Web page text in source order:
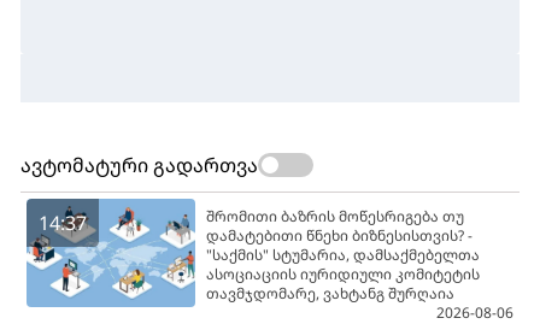
ავტომატური გადართვა
14:37
შრომითი ბაზრის მოწესრიგება თუ
დამატებითი წნეხი ბიზნესისთვის? -
"საქმის" სტუმარია, დამსაქმებელთა
ასოციაციის იურიდიული კომიტეტის
თავმჯდომარე, ვახტანგ შურღაია
2026-08-06